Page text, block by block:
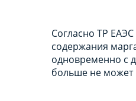
Согласно ТР
содержания
одновременно с
больше не может